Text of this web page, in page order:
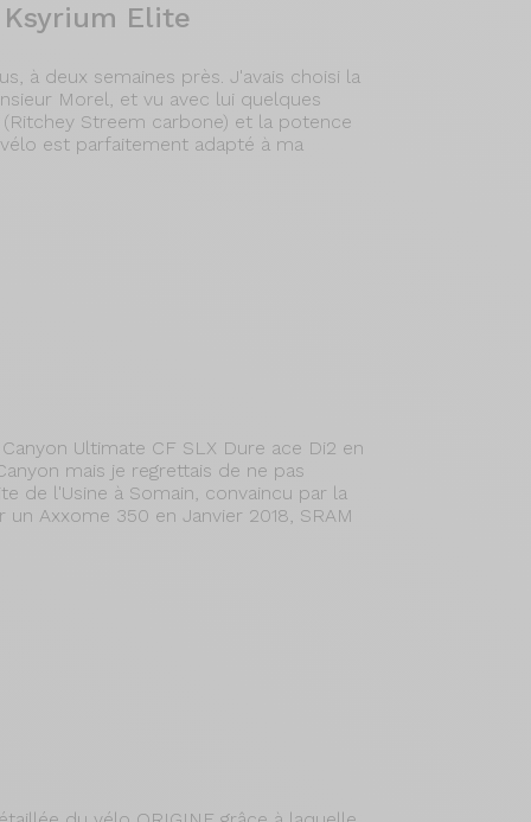
Elite
à deux semaines près. J'avais choisi la
Morel, et vu avec lui quelques
Streem carbone) et la potence
est parfaitement adapté à ma
Ultimate CF SLX Dure ace Di2 en
mais je regrettais de ne pas
de l'Usine à Somain, convaincu par la
Axxome 350 en Janvier 2018, SRAM